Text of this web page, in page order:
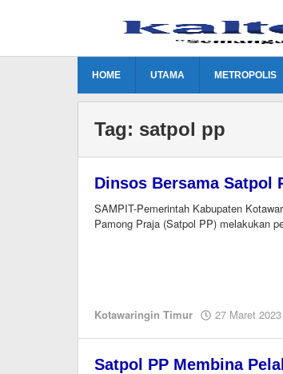
HOME UTAMA METROPOLIS
Tag: satpol pp
Dinsos Bersama Satpol
SAMPIT-Pemerintah Kabupaten
Pamong Praja (Satpol PP) melakukan
Kotawaringin Timur 27 Maret 2023
Satpol PP Membina